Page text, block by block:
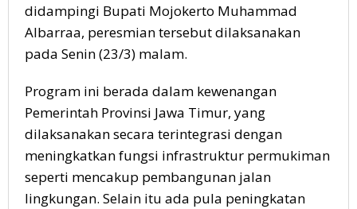
didampingi Bupati Mojokerto Muhammad
Albarraa, peresmian tersebut dilaksanakan
pada Senin (23/3) malam.
Program ini berada dalam kewenangan
Pemerintah Provinsi Jawa Timur, yang
dilaksanakan secara terintegrasi dengan
meningkatkan fungsi infrastruktur permukiman
seperti mencakup pembangunan jalan
lingkungan. Selain itu ada pula peningkatan